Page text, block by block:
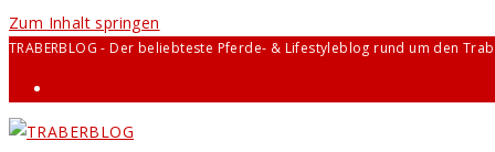
Zum Inhalt springen
TRABERBLOG - Der beliebteste Pferde- & Lifestyleblog rund um den